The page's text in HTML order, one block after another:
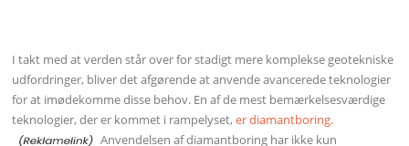
I takt med at verden står over for stadigt mere komplekse geotekniske
udfordringer, bliver det afgørende at anvende avancerede teknologier
for at imødekomme disse behov. En af de mest bemærkelsesværdige
teknologier, der er kommet i rampelyset,er diamantboring.
Anvendelsen af diamantboring har ikke kun